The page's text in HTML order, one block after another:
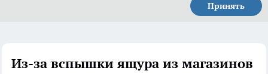
Принять
Из-за вспышки ящура из магазинов